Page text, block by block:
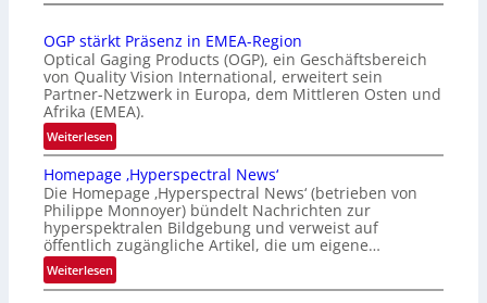
n
t
i
o
n
l
V
i
s
i
o
n
Z
l
a
n
d
o
b
e
t
e
i
i
g
OGP stärkt Präsenz in EMEA-Region
Optical Gaging Products (OGP), ein Geschäftsbereich
von Quality Vision International, erweitert sein
Partner-Netzwerk in Europa, dem Mittleren Osten und
Afrika (EMEA).
Weiterlesen:
O
G
P
s
t
ä
r
Homepage ‚Hyperspectral News‘
Die Homepage ‚Hyperspectral News‘ (betrieben von
Philippe Monnoyer) bündelt Nachrichten zur
hyperspektralen Bildgebung und verweist auf
öffentlich zugängliche Artikel, die um eigene…
Weiterlesen:
H